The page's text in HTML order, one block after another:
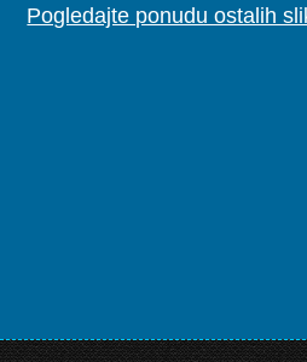
Pogledajte ponudu ostalih